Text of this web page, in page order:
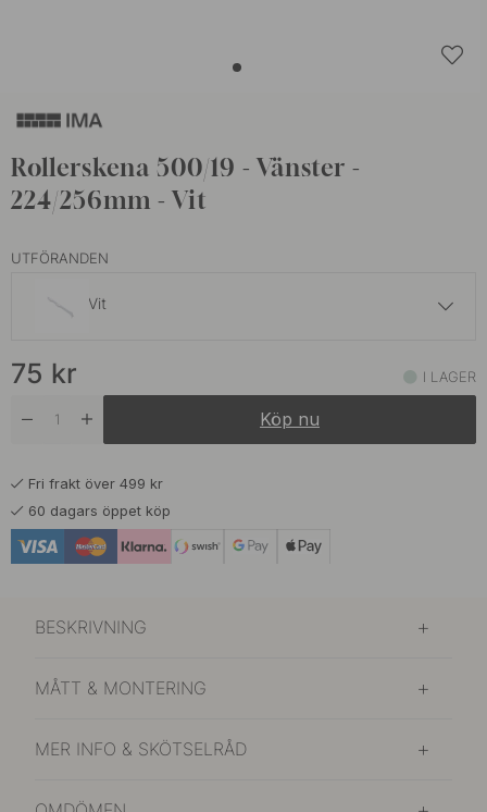
Rollerskena 500/19 - Vänster -
224/256mm - Vit
UTFÖRANDEN
Vit
I lager
75 kr I LAGER
Köp nu
Fri frakt över 499 kr
60 dagars öppet köp
BESKRIVNING
MÅTT & MONTERING
MER INFO & SKÖTSELRÅD